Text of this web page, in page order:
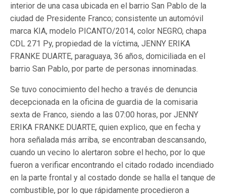
interior de una casa ubicada en el barrio San Pablo de la
ciudad de Presidente Franco; consistente un automóvil
marca KIA, modelo PICANTO/2014, color NEGRO, chapa
CDL 271 Py, propiedad de la víctima, JENNY ERIKA
FRANKE DUARTE, paraguaya, 36 años, domiciliada en el
barrio San Pablo, por parte de personas innominadas.
Se tuvo conocimiento del hecho a través de denuncia
decepcionada en la oficina de guardia de la comisaria
sexta de Franco, siendo a las 07:00 horas, por JENNY
ERIKA FRANKE DUARTE, quien explico, que en fecha y
hora señalada más arriba, se encontraban descansando,
cuando un vecino lo alertaron sobre el hecho, por lo que
fueron a verificar encontrando el citado rodado incendiado
en la parte frontal y al costado donde se halla el tanque de
combustible, por lo que rápidamente procedieron a